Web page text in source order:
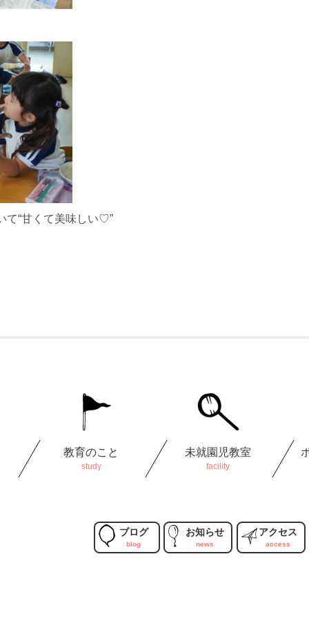
て“甘くて美味しい♡”
教育のこと 未就園児教室
ブログ お知らせ アクセス